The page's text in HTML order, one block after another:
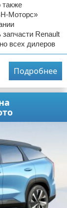
Моторс»
Renault
всех дилеров
Подробнее